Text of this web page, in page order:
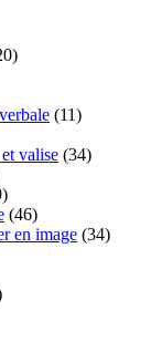
(11)
valise (34)
(46)
en image (34)